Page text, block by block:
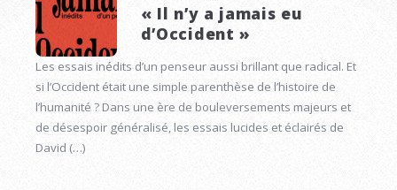
« Il n’y a jamais eu
d’Occident »
Les essais inédits d’un penseur aussi brillant que radical. Et
si l’Occident était une simple parenthèse de l’histoire de
l’humanité ? Dans une ère de bouleversements majeurs et
de désespoir généralisé, les essais lucides et éclairés de
David (…)